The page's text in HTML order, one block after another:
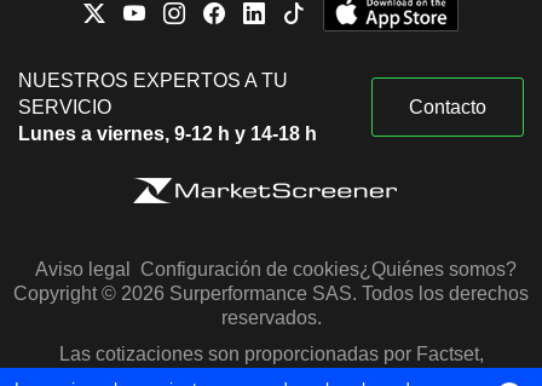
NUESTROS EXPERTOS A TU
SERVICIO
Lunes a viernes, 9-12 h y 14-18 h
Contacto
Aviso legal Configuración de cookies¿Quiénes somos?
Copyright © 2026 Surperformance SAS. Todos los derechos
reservados.
Las cotizaciones son proporcionadas por Factset,
Morningstar y S&P Capital IQ